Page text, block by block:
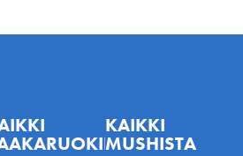
KAIKKI
MUSHISTA